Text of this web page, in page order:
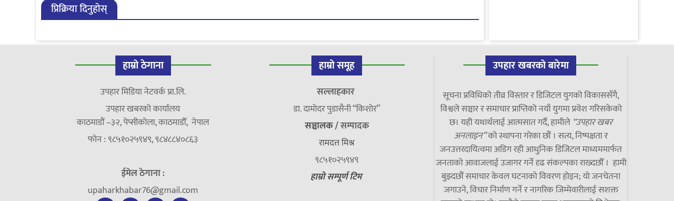
प्रिक्रिया दिनुहोस्
हाम्रो ठेगाना
उपहार मिडिया नेटवर्क प्रा.लि.
उपहार खबरको कार्यालय
काठमाडौं –३२, पेप्सीकोला, काठमाडौँ, नेपाल
फोन : ९८५१०२५९४९, ९८४८८४०८६३
ईमेल ठेगाना :
upaharkhabar76@gmail.com
हाम्रो समूह
सल्लाहकार
डा. दामाेदर पुडासैनी “किशाेर”
सञ्चालक /सम्पादक
रामदत्त मिश्र
९८५१०२५९४९
हाम्रो सम्पूर्ण टिम
उपहार खबरको बारेमा
सूचना प्रविधिको तीव्र विस्तार र डिजिटल युगको विकाससँगै,
विश्वले सञ्चार र समाचार प्राप्तिको नयाँ युगमा प्रवेश गरिसकेको
छ। यही यथार्थलाई आत्मसात गर्दै, हामीले “उपहार खबर
अनलाइन”को स्थापना गरेका छौं । सत्य, निष्पक्षता र
जनउत्तरदायित्वमा अडिग रही आधुनिक डिजिटल माध्यममार्फत
जनताको आवाजलाई उजागर गर्ने दृढ संकल्पका राख्दछौँ । हामी
बुझ्दछौं समाचार केवल घटनाको विवरण होइन; यो जनचेतना
जगाउने, विचार निर्माण गर्ने र नागरिक जिम्मेवारीलाई सशक्त